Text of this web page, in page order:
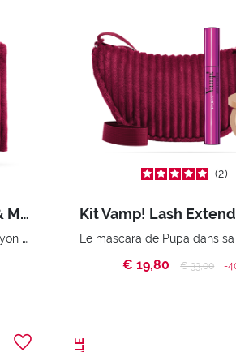
Kit Vamp! Lash Extender & Mini Multiplay
Mascara extension 3D volume Crayon pour les yeux triple usage : eyeliner, ombre à paupières, kajal Sacoche pratique
2
€ 19,80
Price
€ 33,00to -